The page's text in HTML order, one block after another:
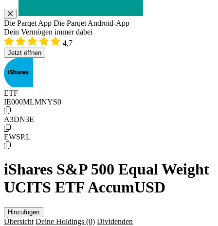
Die Parqet App Die Parqet Android-App
Dein Vermögen immer dabei
4,7
Jetzt öffnen
ETF
IE000MLMNYS0
A3DN3E
EWSP.L
iShares S&P 500 Equal Weight
UCITS ETF AccumUSD
Hinzufügen
Übersicht Deine Holdings (0) Dividenden